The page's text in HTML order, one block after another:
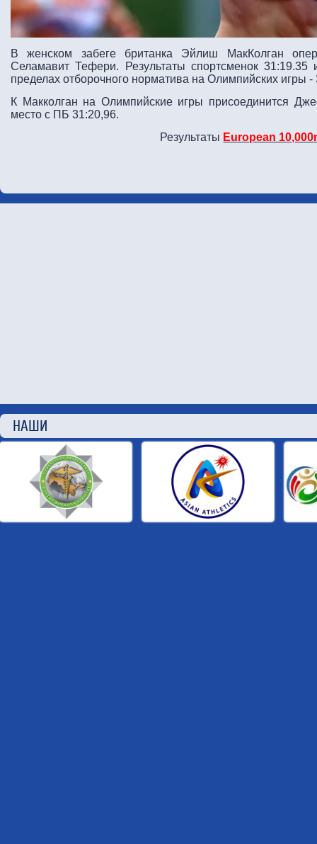
В женском забеге британка Эйлиш МакКолган
Селамавит Тефери. Результаты спортсменок 31:19.35
пределах отборочного норматива на Олимпийских игры -
К Макколган на Олимпийские игры присоединится
место с ПБ 31:20,96.
Результаты European
НАШИ